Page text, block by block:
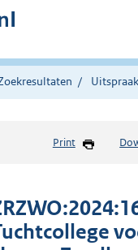
Uitspraak
Print